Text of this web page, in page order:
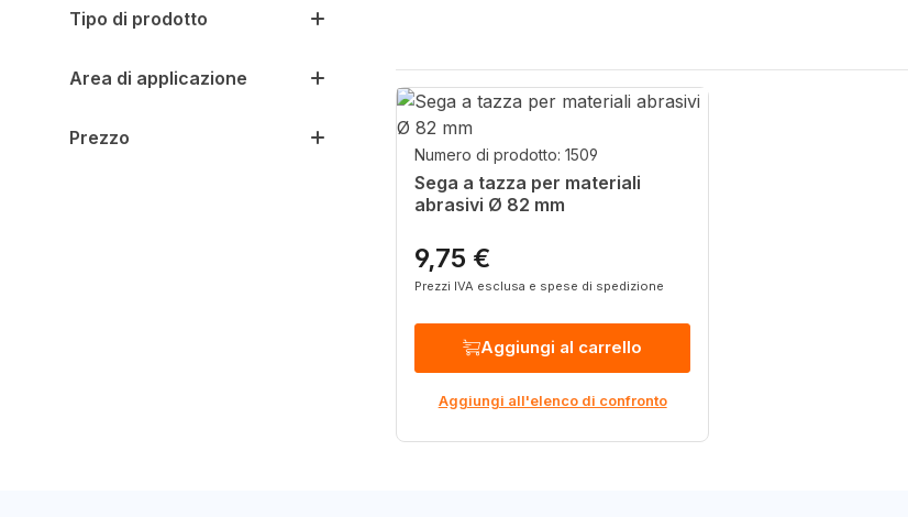
Tipo di prodotto
Area di applicazione
Prezzo
Numero di prodotto: 1509
Sega a tazza per materiali
abrasivi Ø 82 mm
Prezzo normale:
9,75 €
Prezzi IVA esclusa e spese di spedizione
Aggiungi al carrello
Aggiungi all'elenco di confronto